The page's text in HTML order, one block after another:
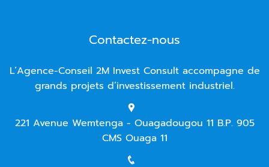
Contactez-nous
L’Agence-Conseil 2M Invest Consult accompagne de
grands projets d’investissement industriel.
221 Avenue Wemtenga - Ouagadougou 11 B.P. 905
CMS Ouaga 11